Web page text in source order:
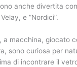
anche divertita
e “Nordici”.
a macchina, giocato
sono curiosa per
di incontrare il